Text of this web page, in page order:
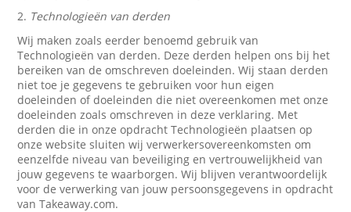
2. Technologieën van derden
Wij maken zoals eerder benoemd gebruik van
Technologieën van derden. Deze derden helpen ons bij het
bereiken van de omschreven doeleinden. Wij staan derden
niet toe je gegevens te gebruiken voor hun eigen
doeleinden of doeleinden die niet overeenkomen met onze
doeleinden zoals omschreven in deze verklaring. Met
derden die in onze opdracht Technologieën plaatsen op
onze website sluiten wij verwerkersovereenkomsten om
eenzelfde niveau van beveiliging en vertrouwelijkheid van
jouw gegevens te waarborgen. Wij blijven verantwoordelijk
voor de verwerking van jouw persoonsgegevens in opdracht
van Takeaway.com.